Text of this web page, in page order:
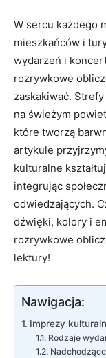
W sercu każdego
mieszkańców i
wydarzeń i
rozrywkowe
zaskakiwać.
na świeżym
które tworzą
artykule
kulturalne
integrując
odwiedzających.
dźwięki, kolory i
rozrywkowe
lektury!
Nawigacja:
Imprezy
Rodzaje